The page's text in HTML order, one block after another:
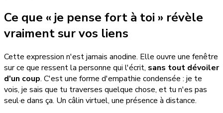
Ce que « je pense fort à toi » révèle
vraiment sur vos liens
Cette expression n'est jamais anodine. Elle ouvre une fenêtre
sur ce que ressent la personne qui l'écrit, sans tout dévoiler
d'un coup. C'est une forme d'empathie condensée : je te
vois, je sais que tu traverses quelque chose, et tu n'es pas
seul·e dans ça. Un câlin virtuel, une présence à distance.